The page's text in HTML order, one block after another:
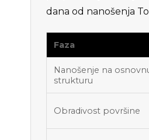
dana od nanošenja
Faza
Nanošenje na
strukturu
Obradivost površine